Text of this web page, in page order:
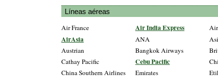
Líneas aéreas
Air France Air India Express
AirAsia ANA
Austrian
Bangkok Airways
Cathay Pacific
Cebu Pacific
China Southern Airlines
Emirates